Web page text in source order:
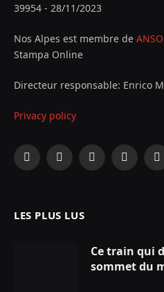
39954 - 28/11/2023
Nos Alpes est membre de ANSO
Stampa Online
Directeur responsable: Enrico
Privacy policy
Facebook
X
InstagramYouTube
LES PLUS LUS
Ce train qui
sommet du